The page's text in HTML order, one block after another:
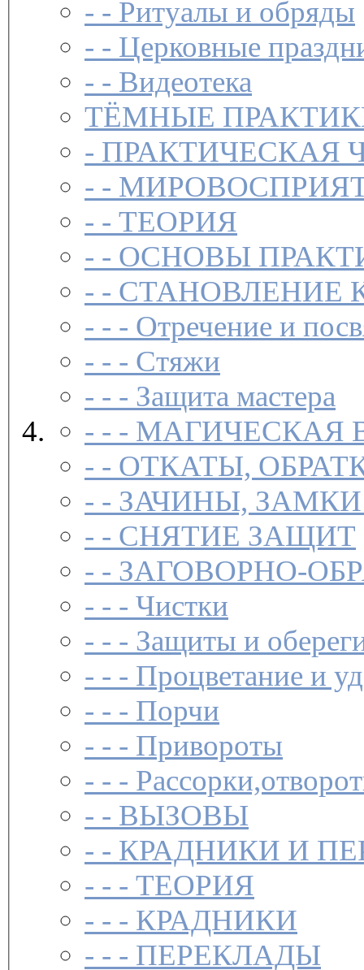
- - Ритуалы и обряды
- - Церковные
- - Видеотека
ТЁМНЫЕ
- ПРАКТИЧЕСКАЯ
- -
- - ТЕОРИЯ
- - ОСНОВЫ
- - СТАНОВЛЕНИЕ
- - - Отречение и
- - - Стяжи
- - - Защита мастера
- - - МАГИЧЕСКАЯ
- - ОТКАТЫ,
- - ЗАЧИНЫ,
- - СНЯТИЕ ЗАЩИТ
- - ЗАГОВОР­НО-
- - - Чистки­
- - - Защиты и
- - - Процветание и
- - - Порчи
- - - Привороты
- - -
- - ВЫЗОВЫ
- - КРАДНИКИ И
- - - ТЕОРИЯ
- - - КРАДНИКИ
- - - ПЕРЕКЛАДЫ